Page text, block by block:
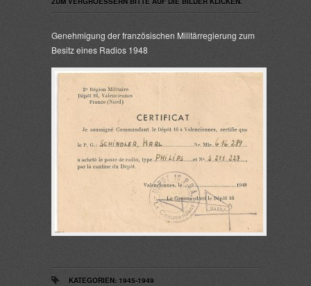
Genehmigung der französischen Militärregierung zum
Besitz eines Radios 1948
KATEGORIEN: 1945-1949